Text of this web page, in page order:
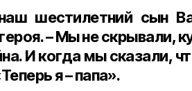
шестилетний сын
– Мы не скрывали,
И когда мы сказали,
я – папа».